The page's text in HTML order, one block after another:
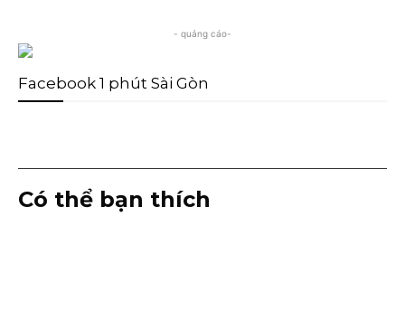
- quảng cáo-
Facebook 1 phút Sài Gòn
Có thể bạn thích